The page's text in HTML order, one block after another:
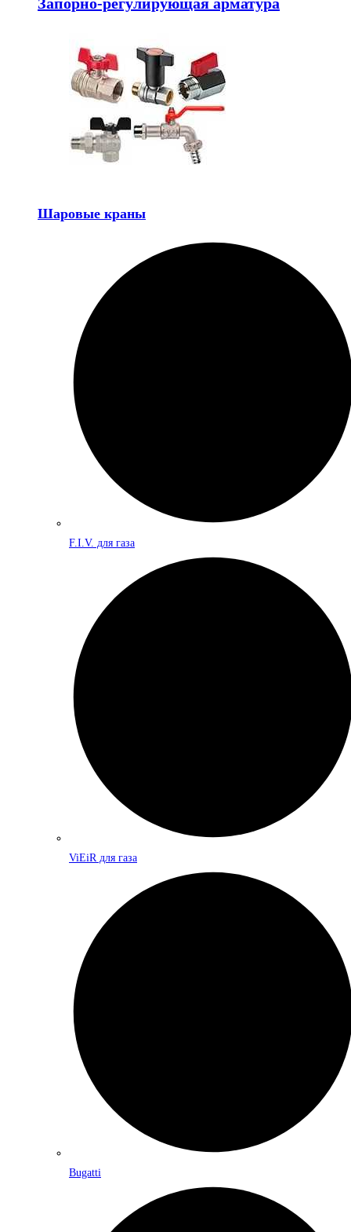
Шаровые краны
F.I.V. для газа
ViEiR для газа
Bugatti